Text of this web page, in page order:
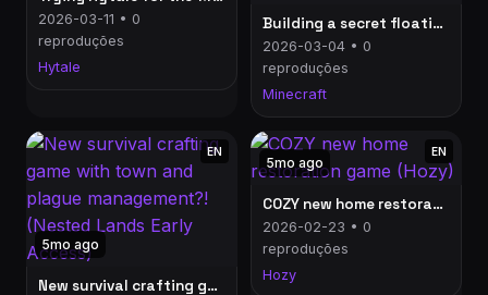
2026-03-11 • 0
reproduções
Hytale
Building a secret floating island base in Minecraft!
2026-03-04 • 0
reproduções
Minecraft
5mo ago
EN
New survival crafting game with town and plague management?! (Nested Lands Early Access)
5mo ago
EN
COZY new home restoration game (Hozy)
2026-02-23 • 0
reproduções
Hozy